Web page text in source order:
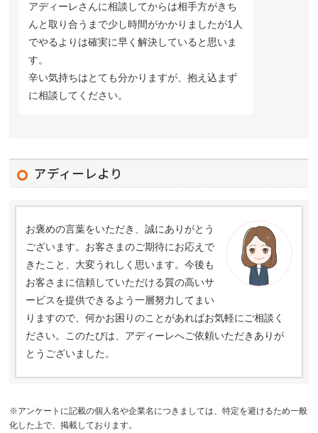
アディーレさんに相談してからは相手方がきち
んと取り合うまで少し時間がかかりましたが1人
でやるよりは確実に早く解決していると思いま
す。
辛い気持ちはとても分かりますが、抱え込まず
に相談してください。
アディーレより
お褒めの言葉をいただき、誠にありがとう
ございます。お客さまのご期待にお応えで
きたこと、大変うれしく思います。今後も
お客さまに信頼していただける質の高いサ
ービスを提供できるよう一層努力してまい
りますので、何かお困りのことがあればお気軽にご相談く
ださい。このたびは、アディーレへご依頼いただきありが
とうございました。
※アンケートに記載の個人名や企業名につきましては、特定を避けるため一般
化した上で、掲載しております。